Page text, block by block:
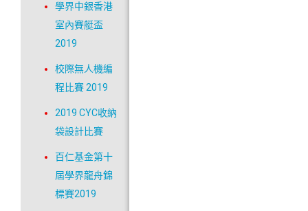
學界中銀香港
室內賽艇盃
2019
校際無人機編
程比賽 2019
2019 CYC收納
袋設計比賽
百仁基金第十
屆學界龍舟錦
標賽2019